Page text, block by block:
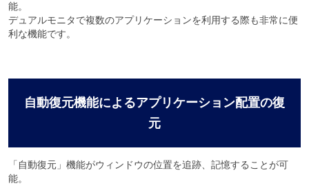
能。
デュアルモニタで複数のアプリケーションを利用する際も非常に便
利な機能です。
自動復元機能によるアプリケーション配置の復
元
「自動復元」機能がウィンドウの位置を追跡、記憶することが可
能。